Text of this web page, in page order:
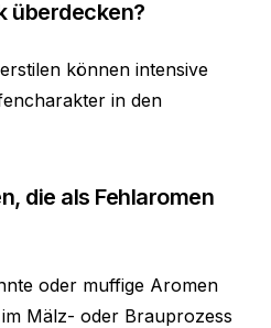
überdecken?
können intensive
in den
die als Fehlaromen
oder muffige Aromen
Mälz- oder Brauprozess